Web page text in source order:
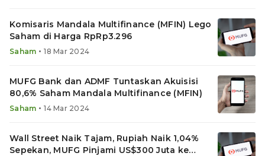
Komisaris Mandala Multifinance (MFIN) Lego
Saham di Harga RpRp3.296
Saham • 18 Mar 2024
MUFG Bank dan ADMF Tuntaskan Akuisisi
80,6% Saham Mandala Multifinance (MFIN)
Saham • 14 Mar 2024
Wall Street Naik Tajam, Rupiah Naik 1,04%
Sepekan, MUFG Pinjami US$300 Juta ke